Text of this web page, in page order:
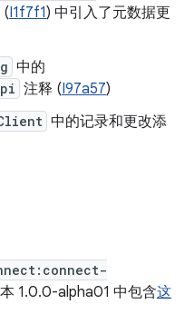
(I1f7f1) 中引入了元数据更
中的
注释 (I97a57)
中的记录和更改添
1.0.0-alpha01 中包含这